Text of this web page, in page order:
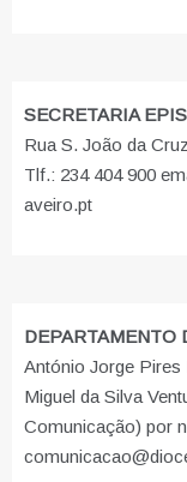
SECRETARIA
Rua S. João da
Tlf.: 234 404 900
aveiro.pt
DEPARTAMENTO
António Jorge
Miguel da Silva
Comunicação) por